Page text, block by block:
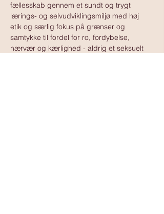
fællesskab gennem et sundt og trygt
lærings- og selvudviklingsmiljø med høj
etik og særlig fokus på grænser og
samtykke til fordel for ro, fordybelse,
nærvær og kærlighed - aldrig et seksuelt